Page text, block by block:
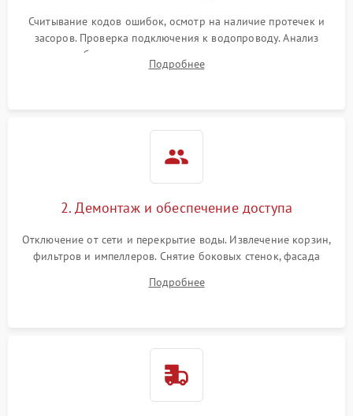
Считывание кодов ошибок, осмотр на наличие протечек и
засоров. Проверка подключения к водопроводу. Анализ
жалоб на отсутствие слива, нагрева, вращения
разбрызгивателей или срабатывание системы защиты
Подробнее
2. Демонтаж и обеспечение доступа
Отключение от сети и перекрытие воды. Извлечение корзин,
фильтров и импеллеров. Снятие боковых стенок, фасада
циркуляционному насосу, ТЭНу и сливной помпе.
Подробнее